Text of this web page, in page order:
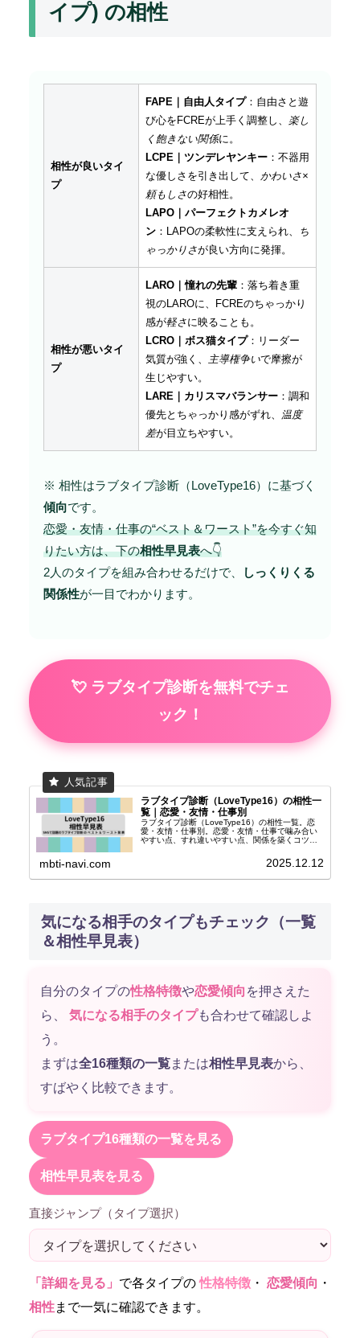
イプ) の相性
相性が良いタイ
プ
FAPE｜自由人タイプ：自由さと遊
び心をFCREが上手く調整し、 楽し
く飽きない関係に。
LCPE｜ツンデレヤンキー ：不器用
な優しさを引き出して、
かわいさ×
頼もしさの好相性。
LAPO｜パーフェクトカメレオ
ン ：LAPOの柔軟性に支えられ、
ち
ゃっかりさが良い方向に発揮。
相性が悪いタイ
プ
LARO｜憧れの先輩 ：落ち着き重
視のLAROに、FCREのちゃっかり
感が軽さに映ることも。
LCRO｜ボス猫タイプ：リーダー
気質が強く、
主導権争いで摩擦が
生じやすい。
LARE｜カリスマバランサー ：調和
優先とちゃっかり感がずれ、
温度
差が目立ちやすい。
※ 相性はラブタイプ診断（LoveType16）に基づく
傾向です。
恋愛・友情・仕事の“ベスト＆ワースト”を今すぐ知
りたい方は、下の相性早見表へ👇
2人のタイプを組み合わせるだけで、
しっくりくる
関係性が一目でわかります。
💘 ラブタイプ診断を無料でチェ
ック！
ラブタイプ診断（LoveType16）の相性一
覧｜恋愛・友情・仕事別
ラブタイプ診断（LoveType16）の相性一覧。恋
愛・友情・仕事別。恋愛・友情・仕事で噛み合い
やすい点、すれ違いやすい点、関係を築くコツが
mbti-navi.com 2025.12.12
気になる相手のタイプもチェック（一覧
＆相性早見表）
自分のタイプの性格特徴や恋愛傾向 を押さえた
ら、 気になる相手のタイプも合わせて確認しよ
う。
まずは全16種類の一覧または相性早見表から、
すばやく比較できます。
ラブタイプ16種類の一覧を見る
相性早見表を見る
直接ジャンプ（タイプ選択）
「詳細を見る」 で各タイプの性格特徴 ・ 恋愛傾向 ・
相性まで一気に確認できます。